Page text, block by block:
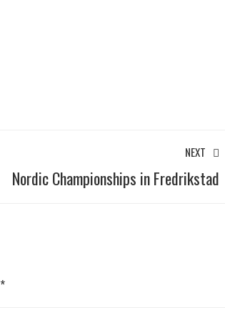
NEXT
Nordic Championships in Fredrikstad
*